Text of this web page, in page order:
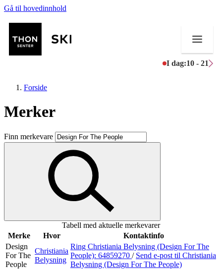
Gå til hovedinnhold
I dag:10 - 21
Butikker
Mat og drikke
Aktiviteter
Inspirasjon
Forside
Merker
Finn merkevare
Tabell med aktuelle merkevarer
Merke
Hvor
Kontaktinfo
Design
For The
People
Christiania
Belysning
Ring Christiania Belysning (Design For The
People): 64859270 / Send e-post til Christiania
Belysning (Design For The People)